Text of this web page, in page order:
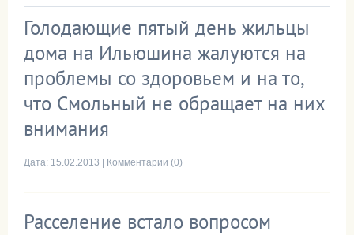
КАРТА СНОСА
ФОРУМ
КОНТАКТЫ
Голодающие пятый день жильцы
дома на Ильюшина жалуются на
проблемы со здоровьем и на то,
что Смольный не обращает на них
внимания
Дата: 15.02.2013 Комментарии (0)
Расселение встало вопросом